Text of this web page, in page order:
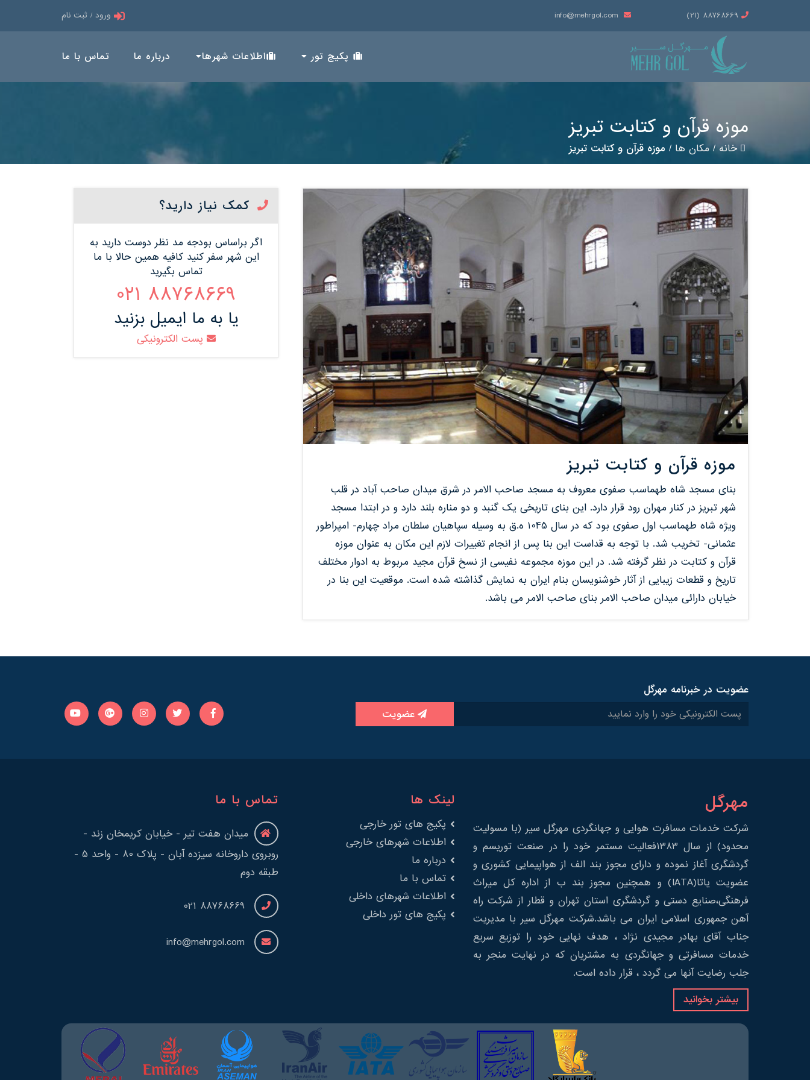
88768669 (21) ورود / ثبت نام
پکیج تور اطلاعات شهرها درباره ما تماس با ما
موزه قرآن و کتابت تبریز
خانه/مکان ها / موزه قرآن و کتابت تبریز
موزه قرآن و کتابت تبریز
بنای مسجد شاه طهماسب صفوی معروف به مسجد صاحب الامر در شرق میدان صاحب آباد در قلب
شهر تبریز در کنار مهران رود قرار دارد. این بنای تاریخی یک گنبد و دو مناره بلند دارد و در ابتدا مسجد
ویژه شاه طهماسب اول صفوی بود که در سال 1045 ه.ق به وسیله سپاهیان سلطان مراد چهارم- امپراطور
عثمانی- تخریب شد. با توجه به قداست این بنا پس از انجام تغییرات لازم این مکان به عنوان موزه
قرآن و کتابت در نظر گرفته شد. در این موزه مجموعه نفیسی از نسخ قرآن مجید مربوط به ادوار مختلف
تاریخ و قطعات زیبایی از آثار خوشنویسان بنام ایران به نمایش گذاشته شده است. موقعیت این بنا در
خیابان دارائی میدان صاحب الامر بنای صاحب الامر می باشد.
کمک نیاز دارید؟
اگر براساس بودجه مد نظر دوست دارید به
این شهر سفر کنید کافیه همین حالا با ما
تماس بگیرید
88768669 021
یا به ما ایمیل بزنید
پست الکترونیکی
عضویت در خبرنامه مهرگل
عضویت
مهرگل
شرکت خدمات مسافرت هوایی و جهانگردی مهرگل سیر (با مسولیت
محدود) از سال 1383فعالیت مستمر خود را در صنعت توریسم و
گردشگری آغاز نموده و دارای مجوز بند الف از هواپیمایی کشوری و
عضویت یاتا(IATA) و همچنین مجوز بند ب از اداره کل میراث
فرهنگی،صنایع دستی و گردشگری استان تهران و قطار از شرکت راه
آهن جمهوری اسلامی ایران می باشد.شرکت مهرگل سیر با مدیریت
جناب آقای بهادر مجیدی نژاد ، هدف نهایی خود را توزیع سریع
خدمات مسافرتی و جهانگردی به مشتریان که در نهایت منجر به
جلب رضایت آنها می گردد ، قرار داده است.
بیشتر بخوانید
لینک ها
پکیج های تور خارجی
اطلاعات شهرهای خارجی
درباره ما
تماس با ما
اطلاعات شهرهای داخلی
پکیج های تور داخلی
تماس با ما
میدان هفت تیر - خیابان کریمخان زند -
روبروی داروخانه سیزده آبان - پلاک 80 - واحد 5 -
طبقه دوم